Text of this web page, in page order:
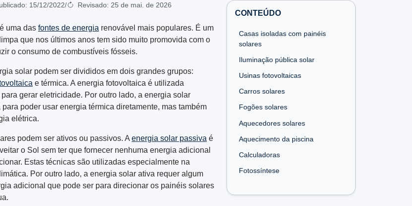
15/12/2022/ Revisado: 25 de mai. de 2026
uma das fontes de energia renovável mais populares. É um
que nos últimos anos tem sido muito promovida com o
o consumo de combustíveis fósseis.
solar podem ser divididos em dois grandes grupos:
e térmica. A energia fotovoltaica é utilizada
gerar eletricidade. Por outro lado, a energia solar
poder usar energia térmica diretamente, mas também
elétrica.
podem ser ativos ou passivos. A energia solar passiva é
o Sol sem ter que fornecer nenhuma energia adicional
Estas técnicas são utilizadas especialmente na
Por outro lado, a energia solar ativa requer algum
adicional que pode ser para direcionar os painéis solares
CONTEÚDO
Casas isoladas com painéis
solares
Iluminação pública solar
Usinas fotovoltaicas
Carros solares
Fogões solares
Aquecedores solares
Aquecimento da piscina
Calculadoras
Fotossíntese